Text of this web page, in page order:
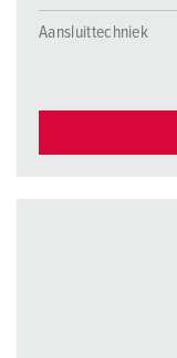
Aansluittechniek